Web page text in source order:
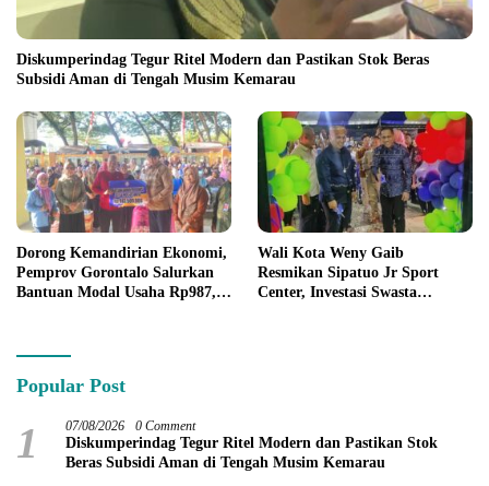
Diskumperindag Tegur Ritel Modern dan Pastikan Stok Beras
Subsidi Aman di Tengah Musim Kemarau
Dorong Kemandirian Ekonomi,
Pemprov Gorontalo Salurkan
Bantuan Modal Usaha Rp987,5
Wali Kota Weny Gaib
Resmikan Sipatuo Jr Sport
Center, Investasi Swasta
Popular Post
1 07/08/2026 0 Comment
Diskumperindag Tegur Ritel Modern dan Pastikan Stok
Beras Subsidi Aman di Tengah Musim Kemarau